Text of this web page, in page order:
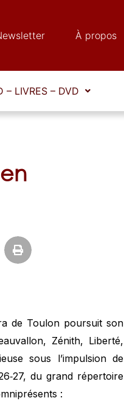
À propos
– LIVRES – DVD
de Toulon poursuit son
Zénith, Liberté,
sous l’impulsion de
du grand répertoire
: